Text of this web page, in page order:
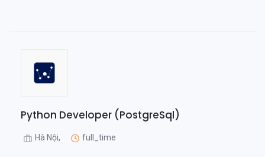
Python Developer (PostgreSql)
Hà Nội, full_time